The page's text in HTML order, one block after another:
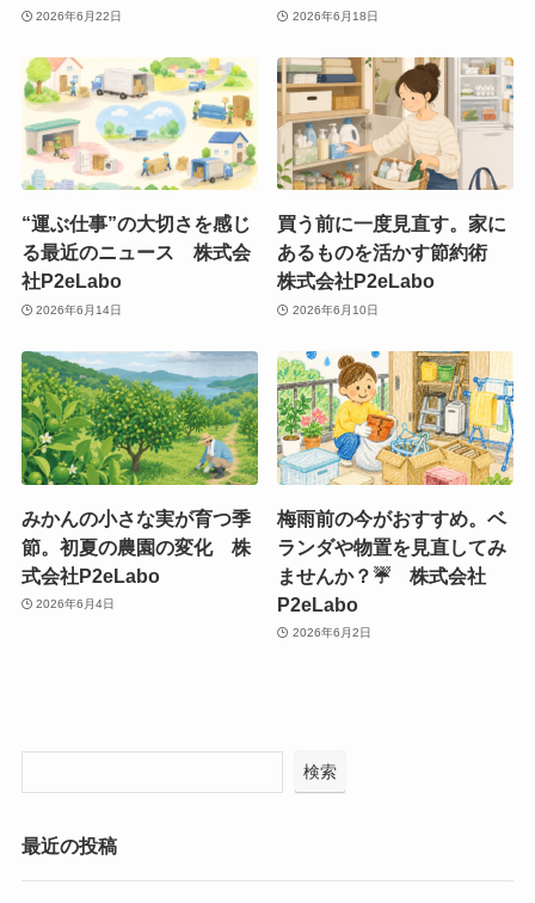
2026年6月22日 2026年6月18日
“運ぶ仕事”の大切さを感じ
る最近のニュース 株式会
社P2eLabo
2026年6月14日
買う前に一度見直す。家に
あるものを活かす節約術
株式会社P2eLabo
2026年6月10日
みかんの小さな実が育つ季
節。初夏の農園の変化 株
式会社P2eLabo
2026年6月4日
梅雨前の今がおすすめ。ベ
ランダや物置を見直してみ
ませんか？☔ 株式会社
P2eLabo
2026年6月2日
検索
最近の投稿